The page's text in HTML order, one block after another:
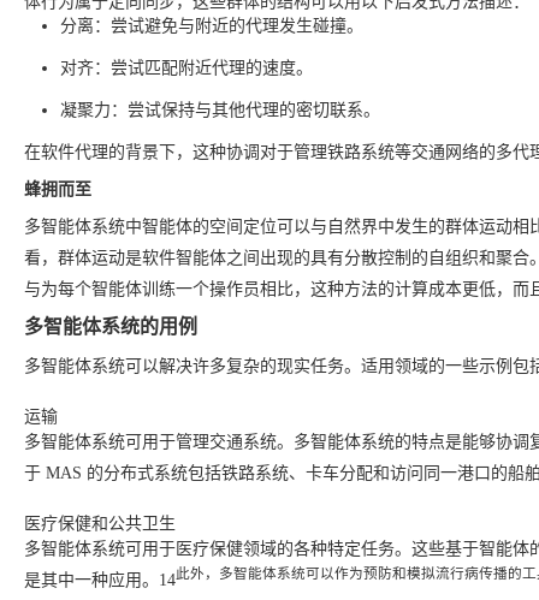
分离：尝试避免与附近的代理发生碰撞。
对齐：尝试匹配附近代理的速度。
凝聚力：尝试保持与其他代理的密切联系。
在软件代理的背景下，这种协调对于管理铁路系统等交通网络的多代
蜂拥而至
多智能体系统中智能体的空间定位可以与自然界中发生的群体运动
看，群体运动是软件智能体之间出现的具有分散控制的自组织和聚合
与为每个智能体训练一个操作员相比，这种方法的计算成本更低，而
多智能体系统的用例
多智能体系统可以解决许多复杂的现实任务。适用领域的一些示例包
运输
多智能体系统可用于管理交通系统。多智能体系统的特点是能够协
于 MAS 的分布式系统包括铁路系统、卡车分配和访问同一港口的船
医疗保健和公共卫生
多智能体系统可用于医疗保健领域的各种特定任务。这些基于智能
是其中一种应用。14此外，多智能体系统可以作为预防和模拟流行病传播的